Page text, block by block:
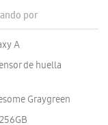
por
A
de huella
Graygreen
256GB